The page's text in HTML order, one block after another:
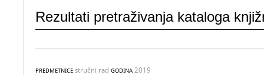
Rezultati pretraživanja kataloga
PREDMETNICE stručni rad GODINA 2019